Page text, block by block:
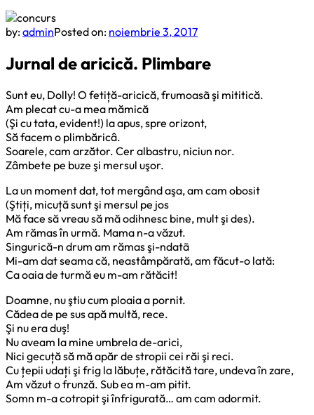
by:adminPosted on: noiembrie 3, 2017
Jurnal de aricică. Plimbare
Sunt eu, Dolly! O fetiță-aricică, frumoasã şi mititică.
Am plecat cu-a mea mămică
(Şi cu tata, evident!) la apus, spre orizont,
Să facem o plimbăricâ.
Soarele, cam arzător. Cer albastru, niciun nor.
Zâmbete pe buze şi mersul uşor.
La un moment dat, tot mergând aşa, am cam obosit
(Ştiți, micuță sunt şi mersul pe jos
Mă face să vreau să mă odihnesc bine, mult şi des).
Am rămas în urmă. Mama n-a văzut.
Singurică-n drum am rămas şi-ndatã
Mi-am dat seama că, neastâmpărată, am făcut-o lată:
Ca oaia de turmă eu m-am rătăcit!
Doamne, nu ştiu cum ploaia a pornit.
Cădea de pe sus apă multă, rece.
Şi nu era duş!
Nu aveam la mine umbrela de-arici,
Nici gecuță să mă apăr de stropii cei răi şi reci.
Cu țepii udați şi frig la lăbuțe, rătăcită tare, undeva în zare,
Am văzut o frunză. Sub ea m-am pitit.
Somn m-a cotropit şi înfrigurată… am cam adormit.